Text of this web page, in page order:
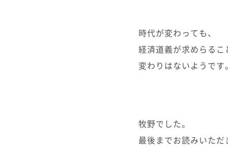
時代が変わっても、
経済道義が求めらるこ
変わりはないようです
牧野でした。
最後までお読みいた